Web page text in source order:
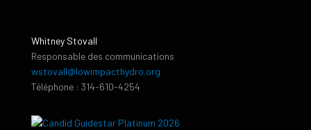
Whitney Stovall
Responsable des communications
wstovall@lowimpacthydro.org
Téléphone : 314-610-4254